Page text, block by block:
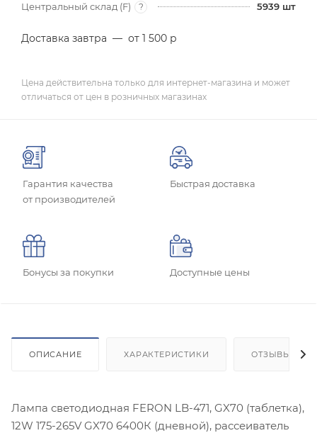
Центральный склад (F) ? 5939 шт
Доставка завтра — от 1 500 р
Цена действительна только для интернет-магазина и может
отличаться от цен в розничных магазинах
Гарантия качества
от производителей
Быстрая доставка
Бонусы за покупки Доступные цены
ОПИСАНИЕ ХАРАКТЕРИСТИКИ ОТЗЫВЫ
Лампа светодиодная FERON LB-471, GX70 (таблетка),
12W 175-265V GX70 6400К (дневной), рассеиватель